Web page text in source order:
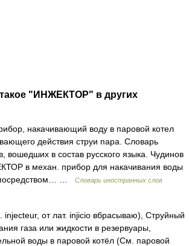
"ИНЖЕКТОР" в других
накачивающий воду в паровой котел
действия струи пара. Словарь
вошедших в состав русского языка. Чудинов
в механ. прибор для накачивания воды
посредством… …
Словарь иностранных слов
от лат. injicio вбрасываю), Струйный
газа или жидкости в резервуары,
воды в паровой котёл (См. паровой